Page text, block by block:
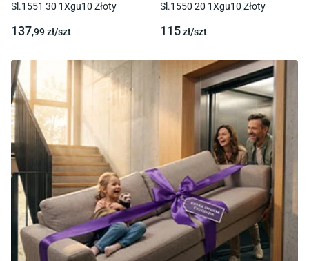
Sl.1551 30 1Xgu10 Złoty
137,99zł/szt
Sl.1550 20 1Xgu10 Złoty
115zł/szt